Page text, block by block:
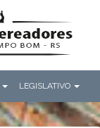
LEGISLATIVO